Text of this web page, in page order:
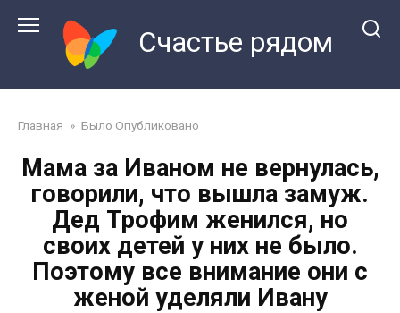
Счастье рядом
Главная » Было Опубликовано
Мама за Иваном не вернулась,
говорили, что вышла замуж.
Дед Трофим женился, но
своих детей у них не было.
Поэтому все внимание они с
женой уделяли Ивану